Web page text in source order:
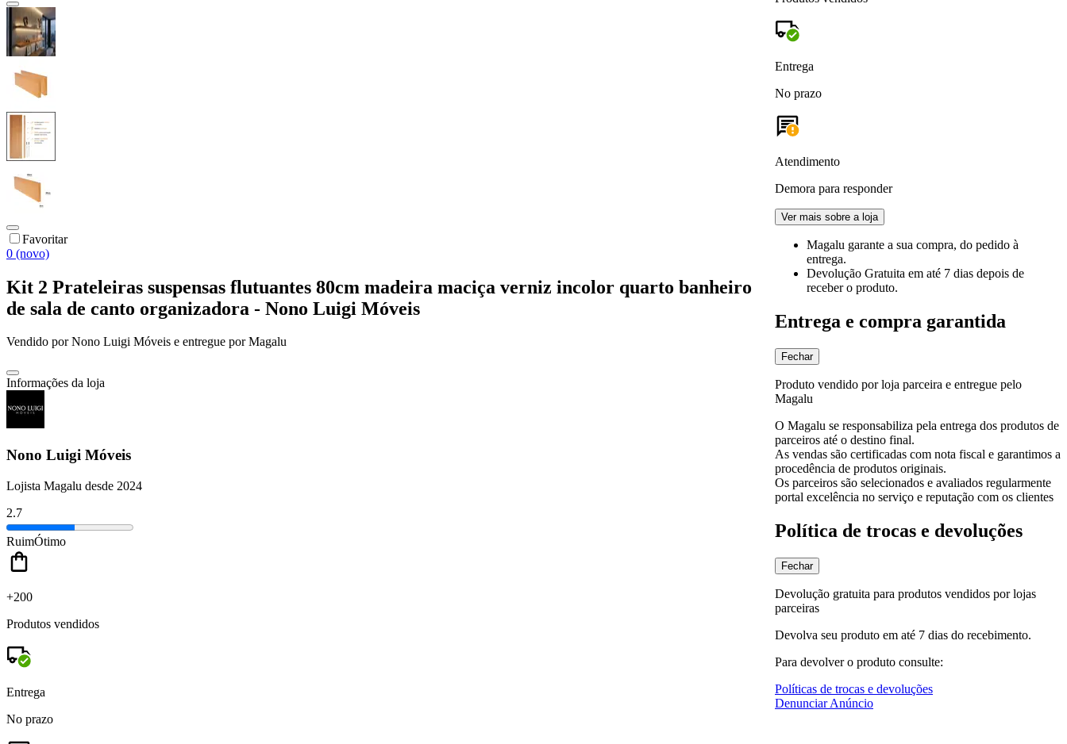
Favoritar
0 (novo)
Kit 2 Prateleiras suspensas flutuantes 80cm madeira maciça verniz incolor quarto banheiro
de sala de canto organizadora - Nono Luigi Móveis
Vendido porNono Luigi Móveis e entregue por Magalu
Informações da loja
Nono Luigi Móveis
Lojista Magalu desde 2024
2.7
RuimÓtimo
+200
Produtos vendidos
Entrega
No prazo
Entrega
No prazo
Atendimento
Demora para responder
Ver mais sobre a loja
Magalu garante a sua compra, do pedido à
entrega.
Devolução Gratuita em até 7 dias depois de
receber o produto.
Entrega e compra garantida
Fechar
Produto vendido por loja parceira e entregue pelo
Magalu
O Magalu se responsabiliza pela entrega dos produtos de
parceiros até o destino final.
As vendas são certificadas com nota fiscal e garantimos a
procedência de produtos originais.
Os parceiros são selecionados e avaliados regularmente
portal excelência no serviço e reputação com os clientes
Política de trocas e devoluções
Fechar
Devolução gratuita para produtos vendidos por lojas
parceiras
Devolva seu produto em até 7 dias do recebimento.
Para devolver o produto consulte:
Políticas de trocas e devoluções
Denunciar Anúncio